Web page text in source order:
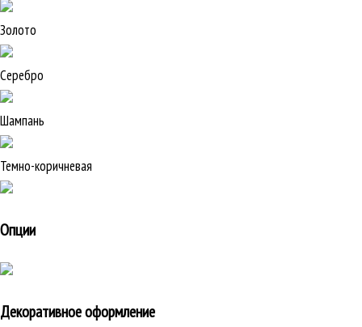
Золото
Серебро
Шампань
Темно-коричневая
Опции
Декоративное оформление